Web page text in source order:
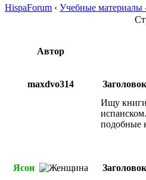
HispaForum ‹ Учебные
Автор
maxdvo314
Ищу книги
подобные
Ясон